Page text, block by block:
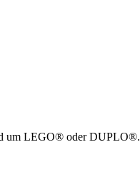
um LEGO® oder DUPLO®.